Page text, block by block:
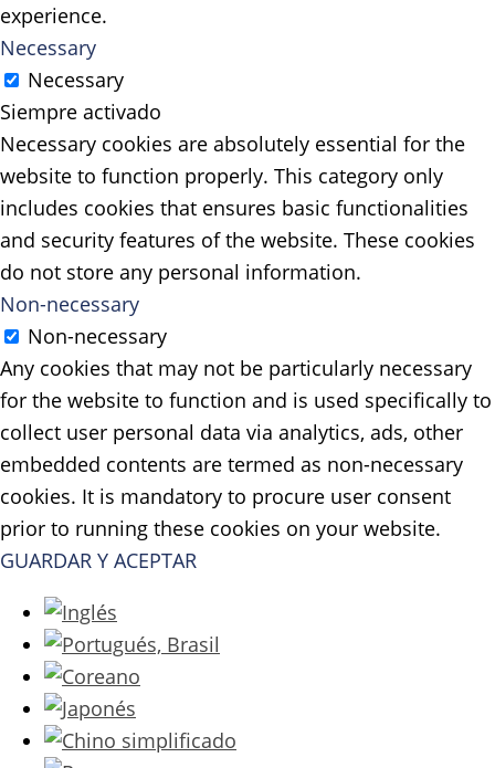
experience.
Necessary
Necessary
Siempre activado
Necessary cookies are absolutely essential for the
website to function properly. This category only
includes cookies that ensures basic functionalities
and security features of the website. These cookies
do not store any personal information.
Non-necessary
Non-necessary
Any cookies that may not be particularly necessary
for the website to function and is used specifically to
collect user personal data via analytics, ads, other
embedded contents are termed as non-necessary
cookies. It is mandatory to procure user consent
prior to running these cookies on your website.
GUARDAR Y ACEPTAR